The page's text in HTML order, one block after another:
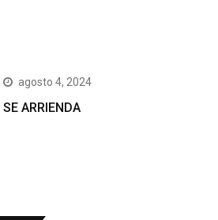
agosto 4, 2024
SE ARRIENDA